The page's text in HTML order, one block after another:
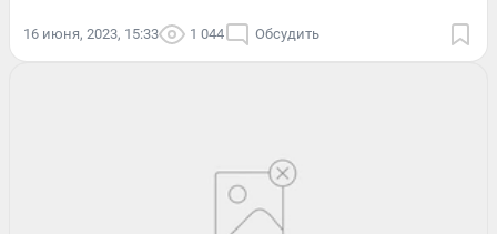
16 июня, 2023, 15:33 1 044 Обсудить